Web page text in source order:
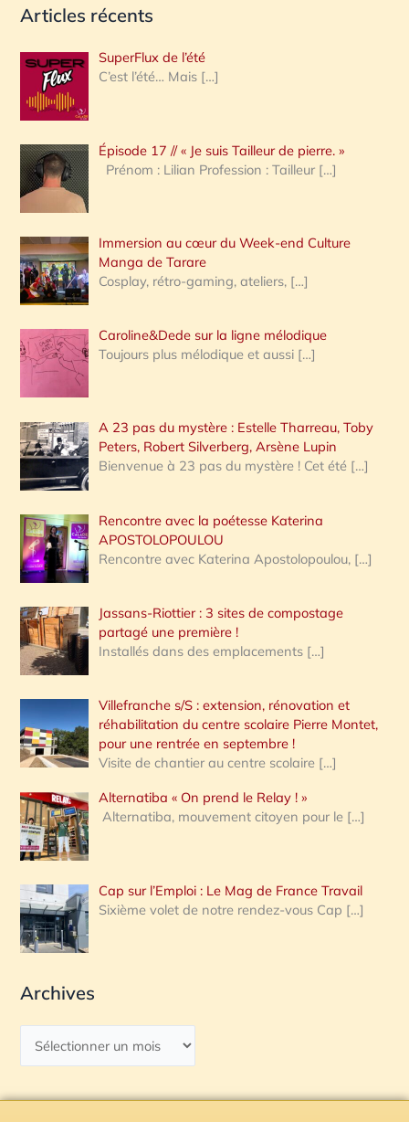
c
e
r
c
h
e
:
Articles récents
SuperFlux de l’été
C’est l’été… Mais […]
Épisode 17 // « Je suis Tailleur de pierre. »
Prénom : Lilian Profession : Tailleur […]
Immersion au cœur du Week-end Culture
Manga de Tarare
Cosplay, rétro-gaming, ateliers, […]
Caroline&Dede sur la ligne mélodique
Toujours plus mélodique et aussi […]
A 23 pas du mystère : Estelle Tharreau, Toby
Peters, Robert Silverberg, Arsène Lupin
Bienvenue à 23 pas du mystère ! Cet été […]
Rencontre avec la poétesse Katerina
APOSTOLOPOULOU
Rencontre avec Katerina Apostolopoulou, […]
Jassans-Riottier : 3 sites de compostage
partagé une première !
Installés dans des emplacements […]
Villefranche s/S : extension, rénovation et
réhabilitation du centre scolaire Pierre Montet,
pour une rentrée en septembre !
Visite de chantier au centre scolaire […]
Alternatiba « On prend le Relay ! »
Alternatiba, mouvement citoyen pour le […]
Cap sur l’Emploi : Le Mag de France Travail
Sixième volet de notre rendez-vous Cap […]
Archives